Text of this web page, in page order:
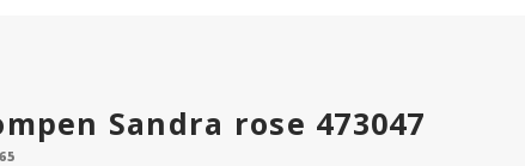
Sandra rose 473047